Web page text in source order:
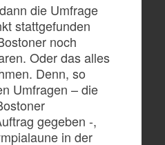
die Umfrage
stattgefunden
noch
Oder das alles
Denn, so
Umfragen – die
gegeben -,
in der